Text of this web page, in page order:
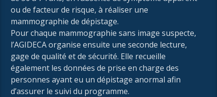
ou de facteur de risque, à réaliser une
mammographie de dépistage.
Pour chaque mammographie sans image suspecte,
l’AGIDECA organise ensuite une seconde lecture,
gage de qualité et de sécurité. Elle recueille
également les données de prise en charge des
personnes ayant eu un dépistage anormal afin
d’assurer le suivi du programme.